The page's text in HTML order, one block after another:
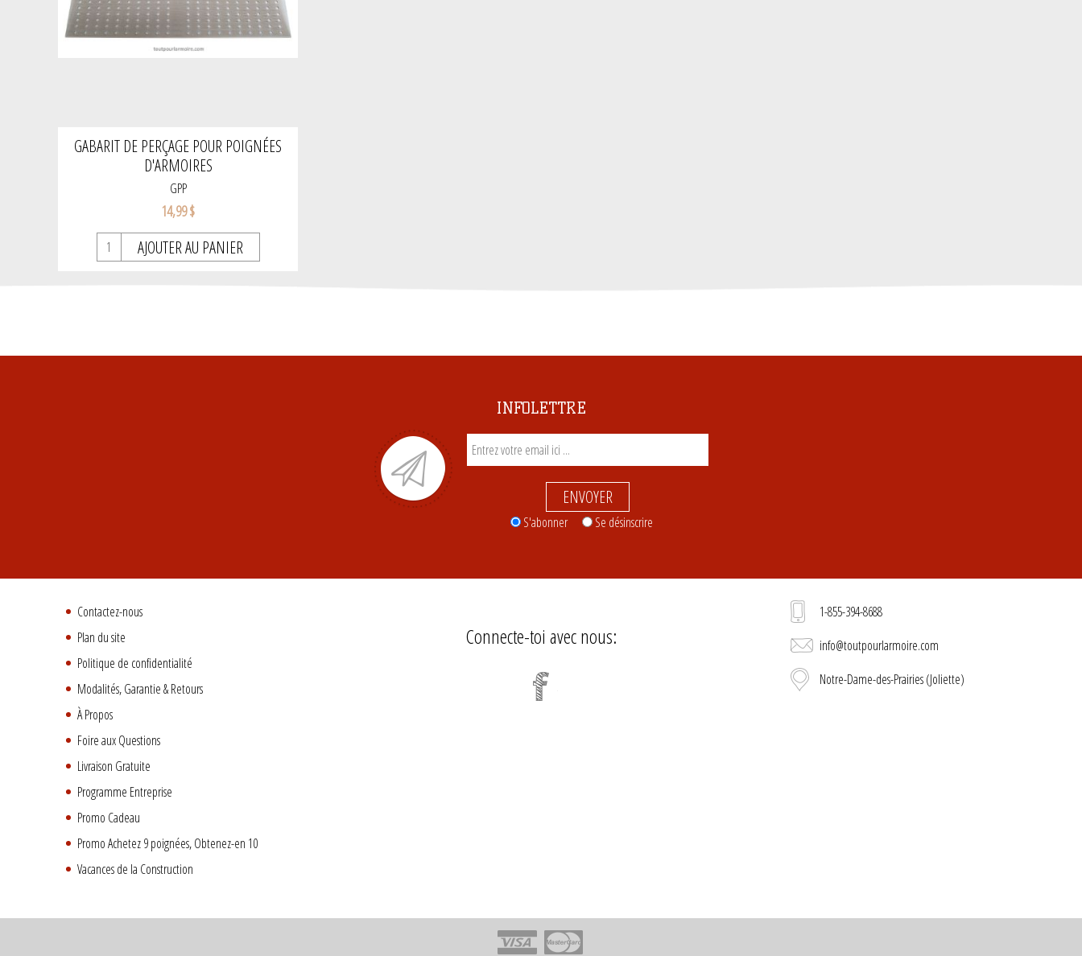
GABARIT DE PERÇAGE POUR POIGNÉES
D'ARMOIRES
GPP
14,99 $
AJOUTER AU PANIER
INFOLETTRE
ENVOYER
S'abonner Se désinscrire
Contactez-nous
Plan du site
Politique de confidentialité
Modalités, Garantie & Retours
À Propos
Foire aux Questions
Livraison Gratuite
Programme Entreprise
Promo Cadeau
Promo Achetez 9 poignées, Obtenez-en 10
Vacances de la Construction
Connecte-toi avec nous:
1-855-394-8688
info@toutpourlarmoire.com
Notre-Dame-des-Prairies (Joliette)